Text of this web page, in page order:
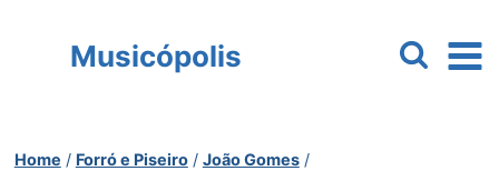
Musicópolis
Home / Forró e Piseiro / João Gomes /